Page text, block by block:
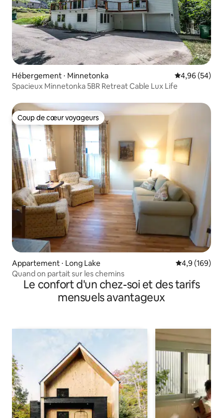
Hébergement ⋅ Minnetonka Évaluation
4,96 (54)
Spacieux Minnetonka 5BR Retreat Cable Lux Life
Coup de cœur voyageurs
Coup de cœur voyageurs
Appartement ⋅ Long Lake Évaluation
4,9 (169)
Quand on partait sur les chemins
Le confort d'un chez-soi et des tarifs
mensuels avantageux